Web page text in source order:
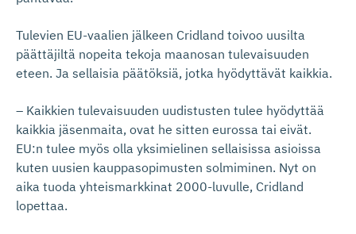
Tulevien EU-vaalien jälkeen Cridland toivoo uusilta
päättäjiltä nopeita tekoja maanosan tulevaisuuden
eteen. Ja sellaisia päätöksiä, jotka hyödyttävät kaikkia.
– Kaikkien tulevaisuuden uudistusten tulee hyödyttää
kaikkia jäsenmaita, ovat he sitten eurossa tai eivät.
EU:n tulee myös olla yksimielinen sellaisissa asioissa
kuten uusien kauppasopimusten solmiminen. Nyt on
aika tuoda yhteismarkkinat 2000-luvulle, Cridland
lopettaa.